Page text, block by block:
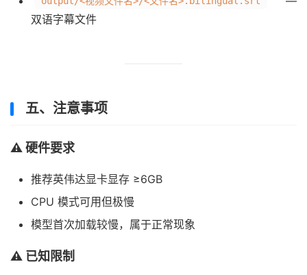
双语字幕文件
五、注意事项
⚠️ 硬件要求
推荐英伟达显卡显存 ≥6GB
CPU 模式可用但极慢
模型首次加载较慢，属于正常现象
⚠️ 已知限制